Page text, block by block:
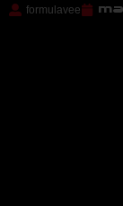
formulavee